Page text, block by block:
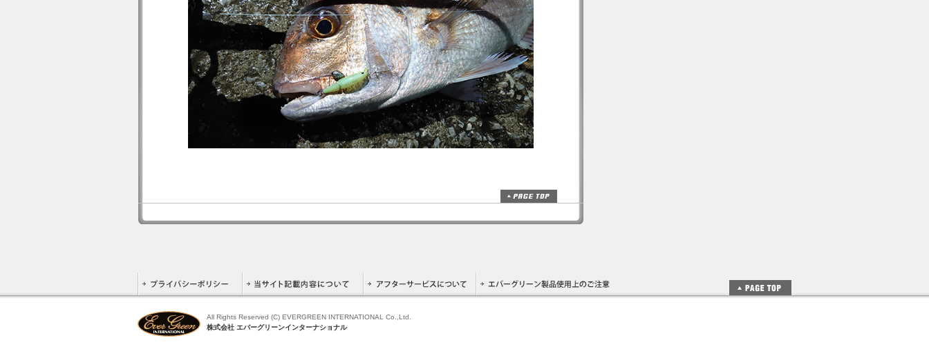
All Rights Reserved (C) EVERGREEN INTERNATIONAL Co.,Ltd.
株式会社 エバーグリーンインターナショナル